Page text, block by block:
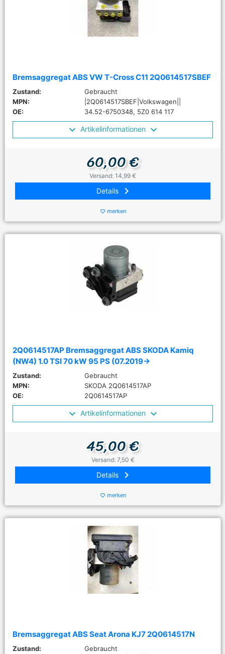
Bremsaggregat ABS VW T-Cross C11 2Q0614517SBEF
Zustand:
Gebraucht
MPN:
|2Q0614517SBEF|Volkswagen||
OE:
34.52-6750348, 5Z0 614 117
Artikelinformationen
60,00 €
Versand: 14,99 €
Details keyboard_arrow_right
favorite_border merken
2Q0614517AP Bremsaggregat ABS SKODA Kamiq
(NW4) 1.0 TSI 70 kW 95 PS (07.2019->
Zustand:
Gebraucht
MPN:
SKODA 2Q0614517AP
OE:
2Q0614517AP
Artikelinformationen
45,00 €
Versand: 7,50 €
Details keyboard_arrow_right
favorite_border merken
Bremsaggregat ABS Seat Arona KJ7 2Q0614517N
Zustand:
Gebraucht